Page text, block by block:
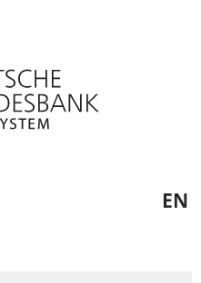
EN